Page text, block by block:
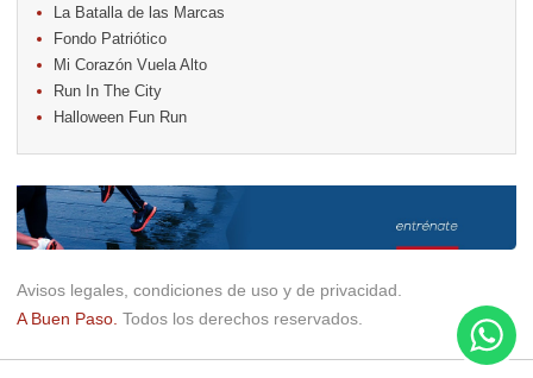
08. Lindora Run
15. Entre Pan y Rosas
Diciembre
06. Trail Vulcania 2026
12. Media Maratón Puntarenas 2026
La Batalla de las Marcas
Fondo Patriótico
Mi Corazón Vuela Alto
Run In The City
Halloween Fun Run
Avisos legales, condiciones de uso y de privacidad.
A Buen Paso. Todos los derechos reservados.